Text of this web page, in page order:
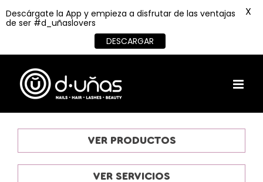
content
VER PRODUCTOS
VER SERVICIOS
Descárgate la App y empieza a disfrutar de las ventajas
de ser #d_uñaslovers
DESCARGAR
X